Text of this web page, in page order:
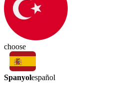
choose
Spanyolespañol